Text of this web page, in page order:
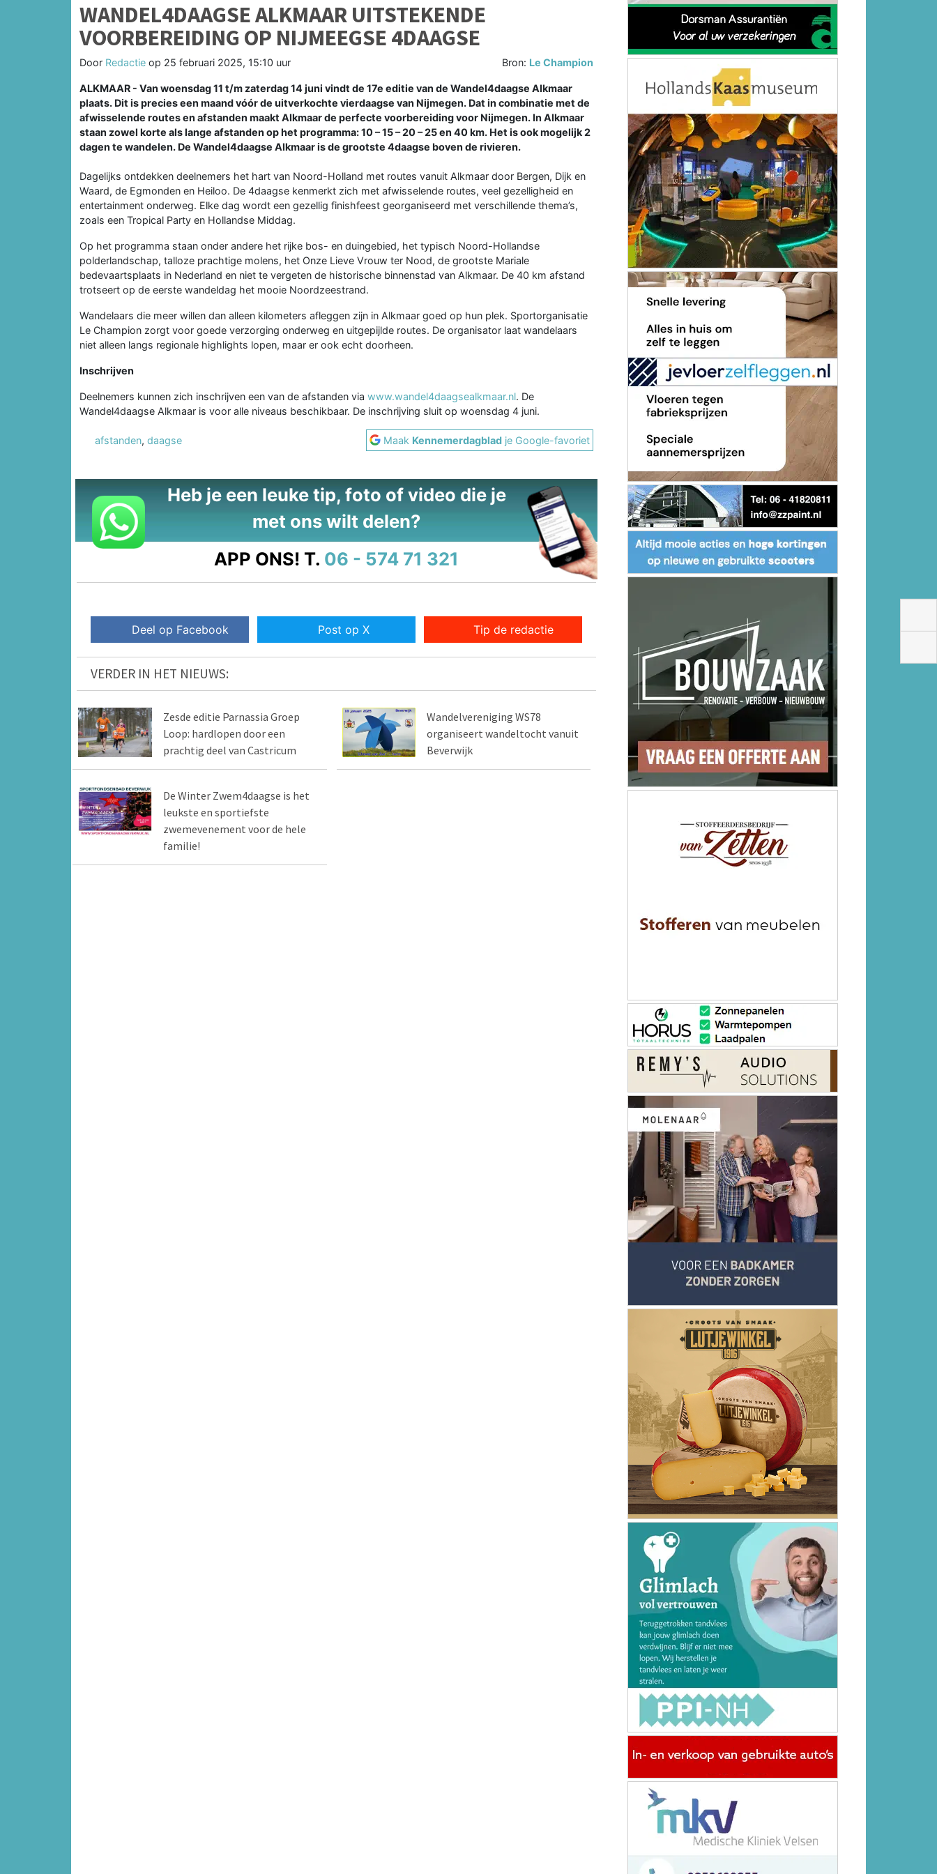
WANDEL4DAAGSE ALKMAAR UITSTEKENDE
VOORBEREIDING OP NIJMEEGSE 4DAAGSE
Door Redactie op 25 februari 2025, 15:10 uur Bron: Le Champion
ALKMAAR - Van woensdag 11 t/m zaterdag 14 juni vindt de 17e editie van de Wandel4daagse Alkmaar
plaats. Dit is precies een maand vóór de uitverkochte vierdaagse van Nijmegen. Dat in combinatie met de
afwisselende routes en afstanden maakt Alkmaar de perfecte voorbereiding voor Nijmegen. In Alkmaar
staan zowel korte als lange afstanden op het programma: 10 – 15 – 20 – 25 en 40 km. Het is ook mogelijk 2
dagen te wandelen. De Wandel4daagse Alkmaar is de grootste 4daagse boven de rivieren.
Dagelijks ontdekken deelnemers het hart van Noord-Holland met routes vanuit Alkmaar door Bergen, Dijk en
Waard, de Egmonden en Heiloo. De 4daagse kenmerkt zich met afwisselende routes, veel gezelligheid en
entertainment onderweg. Elke dag wordt een gezellig finishfeest georganiseerd met verschillende thema’s,
zoals een Tropical Party en Hollandse Middag.
Op het programma staan onder andere het rijke bos- en duingebied, het typisch Noord-Hollandse
polderlandschap, talloze prachtige molens, het Onze Lieve Vrouw ter Nood, de grootste Mariale
bedevaartsplaats in Nederland en niet te vergeten de historische binnenstad van Alkmaar. De 40 km afstand
trotseert op de eerste wandeldag het mooie Noordzeestrand.
Wandelaars die meer willen dan alleen kilometers afleggen zijn in Alkmaar goed op hun plek. Sportorganisatie
Le Champion zorgt voor goede verzorging onderweg en uitgepijlde routes. De organisator laat wandelaars
niet alleen langs regionale highlights lopen, maar er ook echt doorheen.
Inschrijven
Deelnemers kunnen zich inschrijven een van de afstanden via www.wandel4daagsealkmaar.nl. De
Wandel4daagse Alkmaar is voor alle niveaus beschikbaar. De inschrijving sluit op woensdag 4 juni.
afstanden, daagse Maak Kennemerdagblad je Google-favoriet
Heb je een leuke tip, foto of video die je
met ons wilt delen?
APP ONS! T. 06 - 574 71 321
Deel op Facebook Post op X Tip de redactie
VERDER IN HET NIEUWS:
Zesde editie Parnassia Groep
Loop: hardlopen door een
prachtig deel van Castricum
Wandelvereniging WS78
organiseert wandeltocht vanuit
Beverwijk
De Winter Zwem4daagse is het
leukste en sportiefste
zwemevenement voor de hele
familie!